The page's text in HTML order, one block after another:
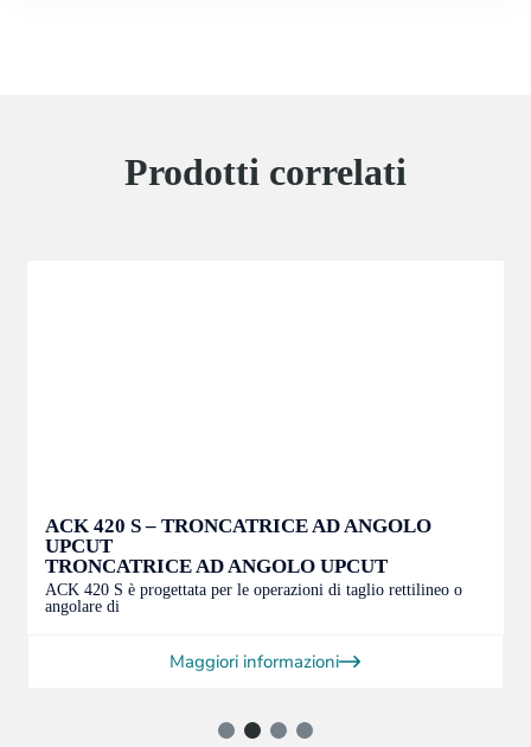
Prodotti correlati
ACK 700 -Troncatrice Angolare Upcut
Troncatrice Angolare Upcut
ACK 700 è progettata per le operazioni di taglio rettilineo o
angolare di p